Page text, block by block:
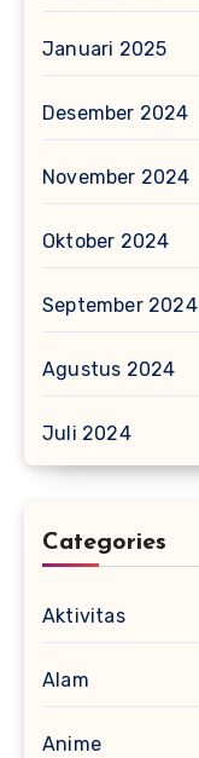
Januari 2025
Desember 2024
November 2024
Oktober 2024
September 2024
Agustus 2024
Juli 2024
Categories
Aktivitas
Alam
Anime